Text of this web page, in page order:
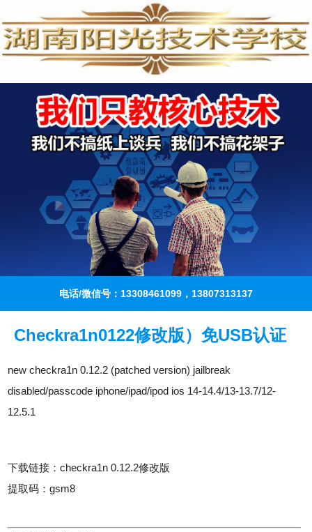
电话/微信号：13308461099，13807313137
Checkra1n0122修改版）免USB认证
new checkra1n 0.12.2 (patched version) jailbreak
disabled/passcode iphone/ipad/ipod ios 14-14.4/13-13.7/12-
12.5.1
下载链接：checkra1n 0.12.2修改版
提取码：gsm8